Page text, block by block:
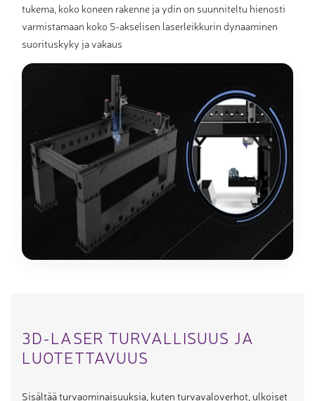
tukema, koko koneen rakenne ja ydin on suunniteltu hienosti
varmistamaan koko 5-akselisen laserleikkurin dynaaminen
suorituskyky ja vakaus
3D-LASER TURVALLISUUS JA
LUOTETTAVUUS
Sisältää turvaominaisuuksia, kuten turvavaloverhot, ulkoiset